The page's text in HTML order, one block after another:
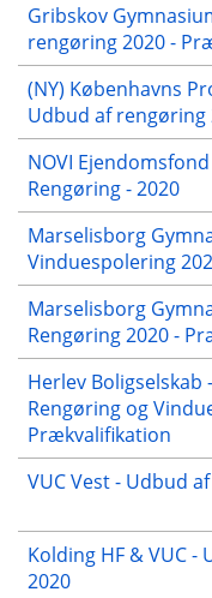
Gribskov
rengøring 2020 -
(NY) Københavns
Udbud af rengøring
NOVI
Rengøring - 2020
Marselisborg
Vinduespolering
Marselisborg
Rengøring 2020 -
Herlev Boligselskab
Rengøring og
Prækvalifikation
VUC Vest - Udbud
Kolding HF & VUC
2020